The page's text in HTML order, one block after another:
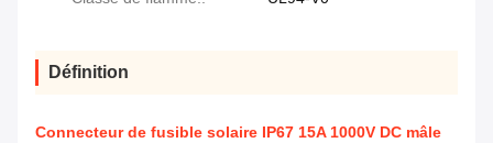
Définition
Connecteur de fusible solaire IP67 15A 1000V DC mâle